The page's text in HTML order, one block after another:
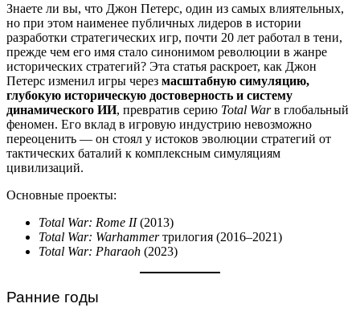
Знаете ли вы, что Джон Петерс, один из самых влиятельных,
но при этом наименее публичных лидеров в истории
разработки стратегических игр, почти 20 лет работал в тени,
прежде чем его имя стало синонимом революции в жанре
исторических стратегий? Эта статья раскроет, как Джон
Петерс изменил игры через масштабную симуляцию,
глубокую историческую достоверность и систему
динамического ИИ, превратив серию Total Warв глобальный
феномен. Его вклад в игровую индустрию невозможно
переоценить — он стоял у истоков эволюции стратегий от
тактических баталий к комплексным симуляциям
цивилизаций.
Основные проекты:
Total War: Rome II(2013)
Total War: Warhammerтрилогия (2016–2021)
Total War: Pharaoh (2023)
Ранние годы